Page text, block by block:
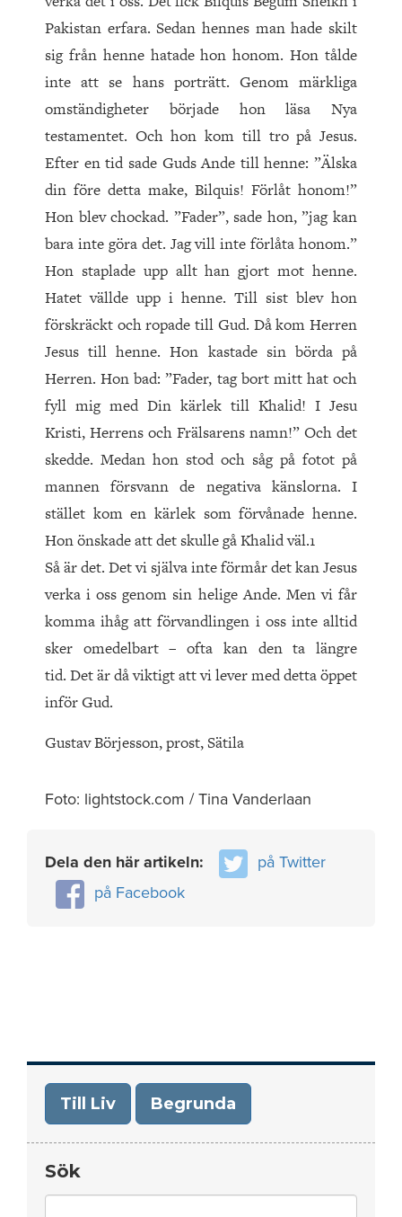
Pakistan erfara. Sedan hennes man hade skilt
sig från henne hatade hon honom. Hon tålde
inte att se hans porträtt. Genom märkliga
omständigheter började hon läsa Nya
testamentet. Och hon kom till tro på Jesus.
Efter en tid sade Guds Ande till henne: ”Älska
din före detta make, Bilquis! Förlåt honom!”
Hon blev chockad. ”Fader”, sade hon, ”jag kan
bara inte göra det. Jag vill inte förlåta honom.”
Hon staplade upp allt han gjort mot henne.
Hatet vällde upp i henne. Till sist blev hon
förskräckt och ropade till Gud. Då kom Herren
Jesus till henne. Hon kastade sin börda på
Herren. Hon bad: ”Fader, tag bort mitt hat och
fyll mig med Din kärlek till Khalid! I Jesu
Kristi, Herrens och Frälsarens namn!” Och det
skedde. Medan hon stod och såg på fotot på
mannen försvann de negativa känslorna. I
stället kom en kärlek som förvånade henne.
Hon önskade att det skulle gå Khalid väl.1
Så är det. Det vi själva inte förmår det kan Jesus
verka i oss genom sin helige Ande. Men vi får
komma ihåg att förvandlingen i oss inte alltid
sker omedelbart – ofta kan den ta längre
tid. Det är då viktigt att vi lever med detta öppet
inför Gud.
Gustav Börjesson, prost, Sätila
Foto: lightstock.com / Tina Vanderlaan
Dela den här artikeln:
på Twitter
på Facebook
Till Liv Begrunda
Sök